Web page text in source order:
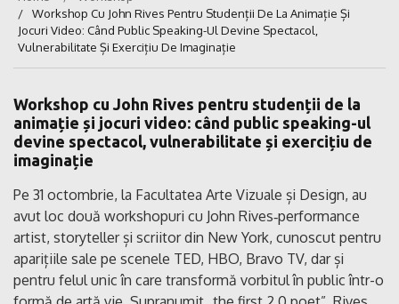
Workshop Cu John Rives Pentru Studenții De La Animație Și
Jocuri Video: Când Public Speaking-Ul Devine Spectacol,
Vulnerabilitate Și Exercițiu De Imaginație
Workshop cu John Rives pentru studenții de la
animație și jocuri video: când public speaking-ul
devine spectacol, vulnerabilitate și exercițiu de
imaginație
Pe 31 octombrie, la Facultatea Arte Vizuale și Design, au
avut loc două workshopuri cu John Rives‑performance
artist, storyteller și scriitor din New York, cunoscut pentru
aparițiile sale pe scenele TED, HBO, Bravo TV, dar și
pentru felul unic în care transformă vorbitul în public într-o